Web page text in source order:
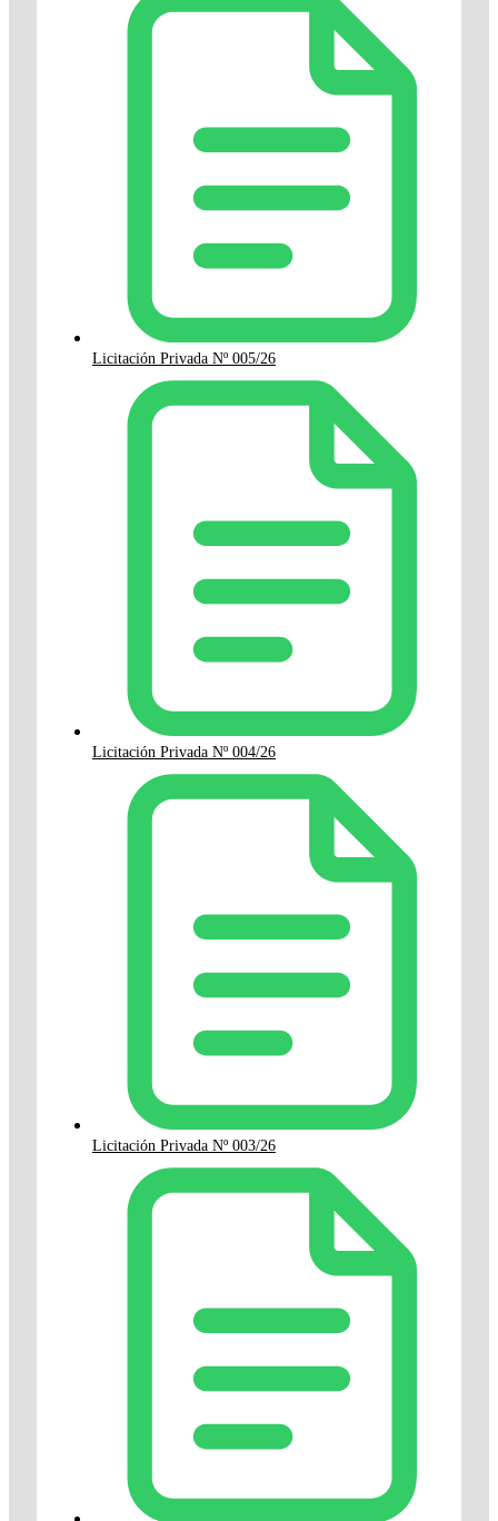
Licitación Privada Nº 005/26
Licitación Privada Nº 004/26
Licitación Privada Nº 003/26